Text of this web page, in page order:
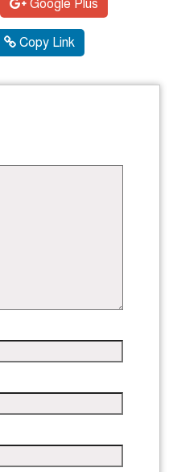
Google Plus
Copy Link